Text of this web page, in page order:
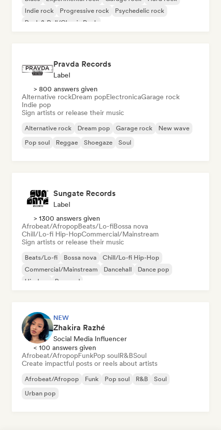
Indie rock
Progressive rock
Psychedelic rock
Rock & Roll/Classic Rock
Pravda Records
Label
> 800 answers given
Alternative rockDream popElectronicaGarage rock
Indie pop
Sign artists or release their music
Alternative rock Dream pop Garage rock
New wave
Pop soul
Reggae Shoegaze Soul
Sungate Records
Label
> 1300 answers given
Afrobeat/AfropopBeats/Lo-fiBossa nova
Chill/Lo-fi Hip-HopCommercial/Mainstream
Sign artists or release their music
Beats/Lo-fi Bossa nova
Chill/Lo-fi Hip-Hop
Commercial/Mainstream
Dancehall
Dance pop
Hip-hop
Pop soul
NEW
Zhakira Razhé
Social Media Influencer
< 100 answers given
Afrobeat/AfropopFunkPop soulR&BSoul
Create impactful posts or reels about artists
Afrobeat/Afropop Funk Pop soul R&B
Soul
Urban pop